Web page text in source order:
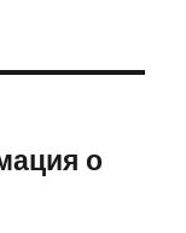
о